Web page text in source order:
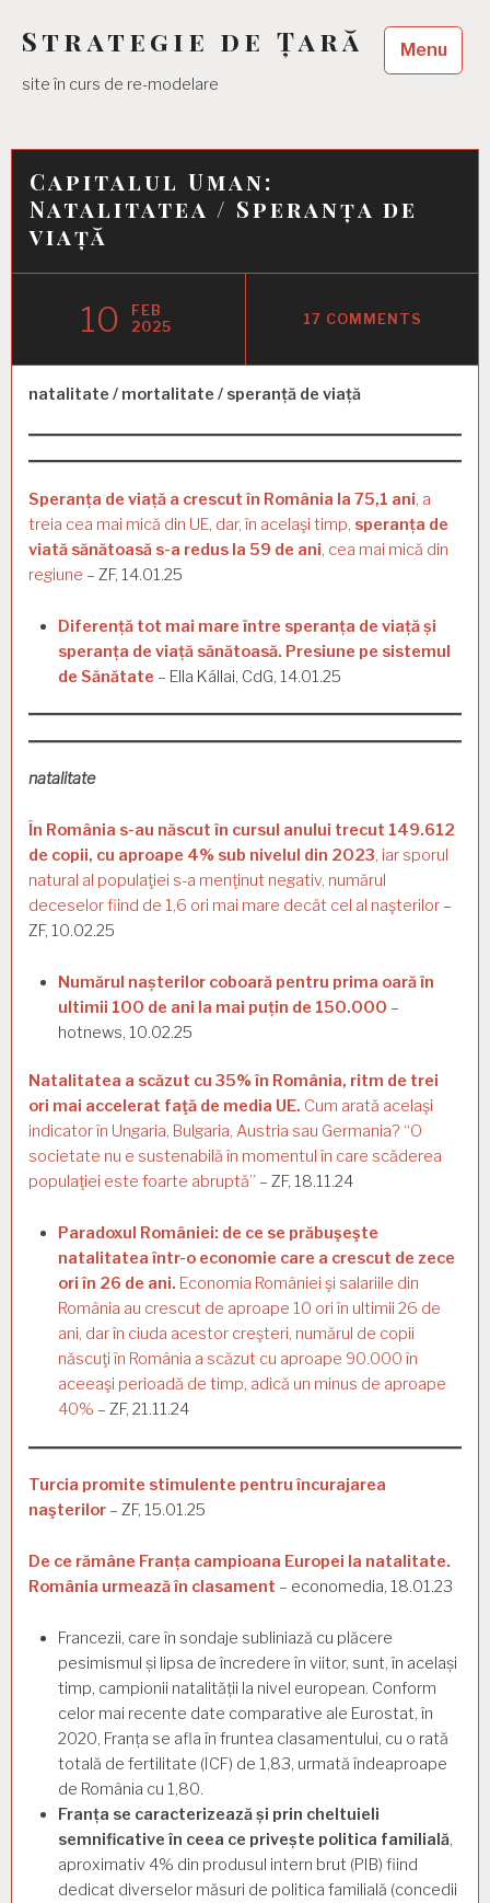
Strategie de Țară
site în curs de re-modelare
Menu
Capitalul Uman:
Natalitatea / Speranța de
viață
10
FEB
2025
17 COMMENTS
natalitate / mortalitate / speranță de viață
Speranța de viață a crescut în România la 75,1 ani, a
treia cea mai mică din UE, dar, în acelaşi timp, speranța de
viată sănătoasă s-a redus la 59 de ani, cea mai mică din
regiune – ZF, 14.01.25
Diferență tot mai mare între speranța de viață și
speranța de viață sănătoasă. Presiune pe sistemul
de Sănătate – Ella Kállai, CdG, 14.01.25
natalitate
În România s-au născut în cursul anului trecut 149.612
de copii, cu aproape 4% sub nivelul din 2023, iar sporul
natural al populaţiei s-a menţinut negativ, numărul
deceselor fiind de 1,6 ori mai mare decât cel al naşterilor –
ZF, 10.02.25
Numărul nașterilor coboară pentru prima oară în
ultimii 100 de ani la mai puțin de 150.000 –
hotnews, 10.02.25
Natalitatea a scăzut cu 35% în România, ritm de trei
ori mai accelerat faţă de media UE. Cum arată acelaşi
indicator în Ungaria, Bulgaria, Austria sau Germania? “O
societate nu e sustenabilă în momentul în care scăderea
populaţiei este foarte abruptă” – ZF, 18.11.24
Paradoxul României: de ce se prăbuşeşte
natalitatea într-o economie care a crescut de zece
ori în 26 de ani. Economia României şi salariile din
România au crescut de aproape 10 ori în ultimii 26 de
ani, dar în ciuda acestor creşteri, numărul de copii
născuţi în România a scăzut cu aproape 90.000 în
aceeaşi perioadă de timp, adică un minus de aproape
40% – ZF, 21.11.24
Turcia promite stimulente pentru încurajarea
naşterilor – ZF, 15.01.25
De ce rămâne Franța campioana Europei la natalitate.
România urmează în clasament – economedia, 18.01.23
Francezii, care în sondaje subliniază cu plăcere
pesimismul și lipsa de încredere în viitor, sunt, în același
timp, campionii natalității la nivel european. Conform
celor mai recente date comparative ale Eurostat, în
2020, Franța se afla în fruntea clasamentului, cu o rată
totală de fertilitate (ICF) de 1,83, urmată îndeaproape
de România cu 1,80.
Franța se caracterizează și prin cheltuieli
semnificative în ceea ce privește politica familială,
aproximativ 4% din produsul intern brut (PIB) fiind
dedicat diverselor măsuri de politica familială (concedii